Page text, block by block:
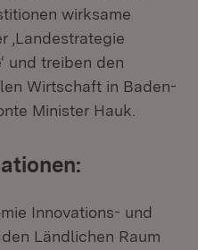
wirksame
‚Landestrategie
und treiben den
Wirtschaft in Baden-
Minister Hauk.
Innovations- und
Ländlichen Raum